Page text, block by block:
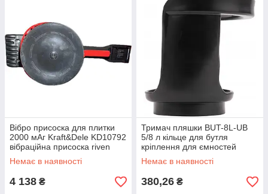
Вібро присоска для плитки
2000 мАг Kraft&Dele KD10792
вібраційна присоска riven
Немає в наявності
4 138 ₴
Тримач пляшки BUT-8L-UB
5/8 л кільце для бутля
кріплення для ємностей
фіксатор баклажки riven
Немає в наявності
380,26 ₴